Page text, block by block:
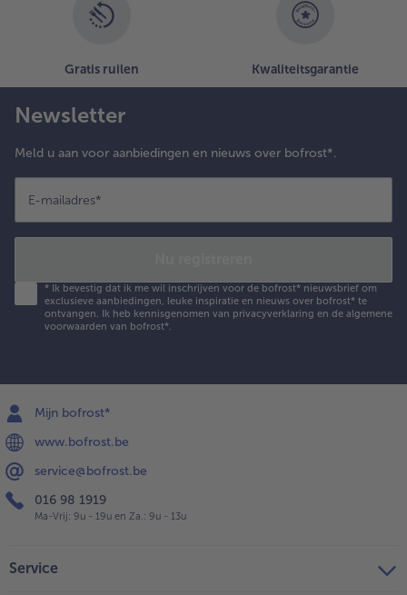
Gratis ruilen Kwaliteitsgarantie
Newsletter
Meld u aan voor aanbiedingen en nieuws over bofrost*.
E-mailadres*
* Ik bevestig dat ik me wil inschrijven voor de bofrost* nieuwsbrief om
exclusieve aanbiedingen, leuke inspiratie en nieuws over bofrost* te
ontvangen. Ik heb kennisgenomen van privacyverklaring en de algemene
voorwaarden van bofrost*.
Mijn bofrost*
www.bofrost.be
service@bofrost.be
016 98 1919
Ma-Vrij: 9u - 19u en Za.: 9u - 13u
Service